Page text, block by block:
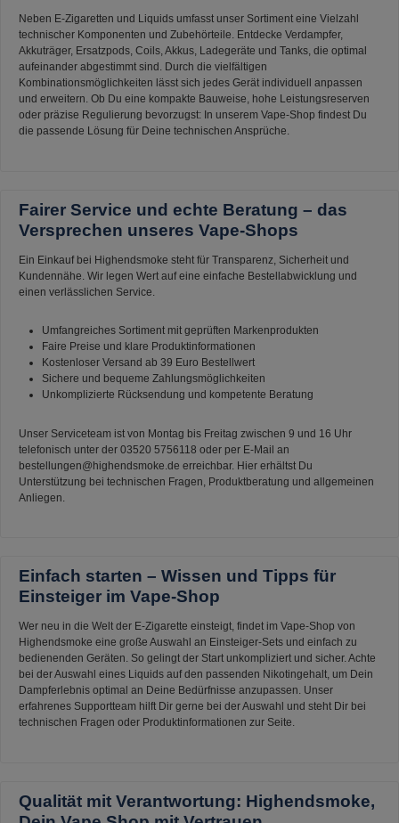
Neben E-Zigaretten und Liquids umfasst unser Sortiment eine Vielzahl
technischer Komponenten und Zubehörteile. Entdecke Verdampfer,
Akkuträger, Ersatzpods, Coils, Akkus, Ladegeräte und Tanks, die optimal
aufeinander abgestimmt sind. Durch die vielfältigen
Kombinationsmöglichkeiten lässt sich jedes Gerät individuell anpassen
und erweitern. Ob Du eine kompakte Bauweise, hohe Leistungsreserven
oder präzise Regulierung bevorzugst: In unserem Vape-Shop findest Du
die passende Lösung für Deine technischen Ansprüche.
Fairer Service und echte Beratung – das
Versprechen unseres Vape-Shops
Ein Einkauf bei Highendsmoke steht für Transparenz, Sicherheit und
Kundennähe. Wir legen Wert auf eine einfache Bestellabwicklung und
einen verlässlichen Service.
Umfangreiches Sortiment mit geprüften Markenprodukten
Faire Preise und klare Produktinformationen
Kostenloser Versand ab 39 Euro Bestellwert
Sichere und bequeme Zahlungsmöglichkeiten
Unkomplizierte Rücksendung und kompetente Beratung
Unser Serviceteam ist von Montag bis Freitag zwischen 9 und 16 Uhr
telefonisch unter der 03520 5756118 oder per E-Mail an
bestellungen@highendsmoke.de erreichbar. Hier erhältst Du
Unterstützung bei technischen Fragen, Produktberatung und allgemeinen
Anliegen.
Einfach starten – Wissen und Tipps für
Einsteiger im Vape-Shop
Wer neu in die Welt der E-Zigarette einsteigt, findet im Vape-Shop von
Highendsmoke eine große Auswahl an Einsteiger-Sets und einfach zu
bedienenden Geräten. So gelingt der Start unkompliziert und sicher. Achte
bei der Auswahl eines Liquids auf den passenden Nikotingehalt, um Dein
Dampferlebnis optimal an Deine Bedürfnisse anzupassen. Unser
erfahrenes Supportteam hilft Dir gerne bei der Auswahl und steht Dir bei
technischen Fragen oder Produktinformationen zur Seite.
Qualität mit Verantwortung: Highendsmoke,